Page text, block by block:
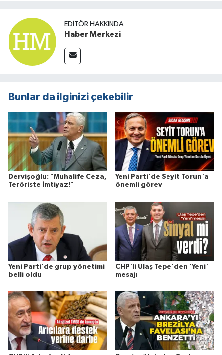
EDITÖR HAKKINDA
Haber Merkezi
Bunlar da ilginizi çekebilir
Dervişoğlu: "Muhalife Ceza,
Teröriste İmtiyaz!"
Yeni Parti'de Seyit Torun'a
önemli görev
Yeni Parti'de grup yönetimi
belli oldu
CHP'li Ulaş Tepe'den 'Yeni'
mesajı